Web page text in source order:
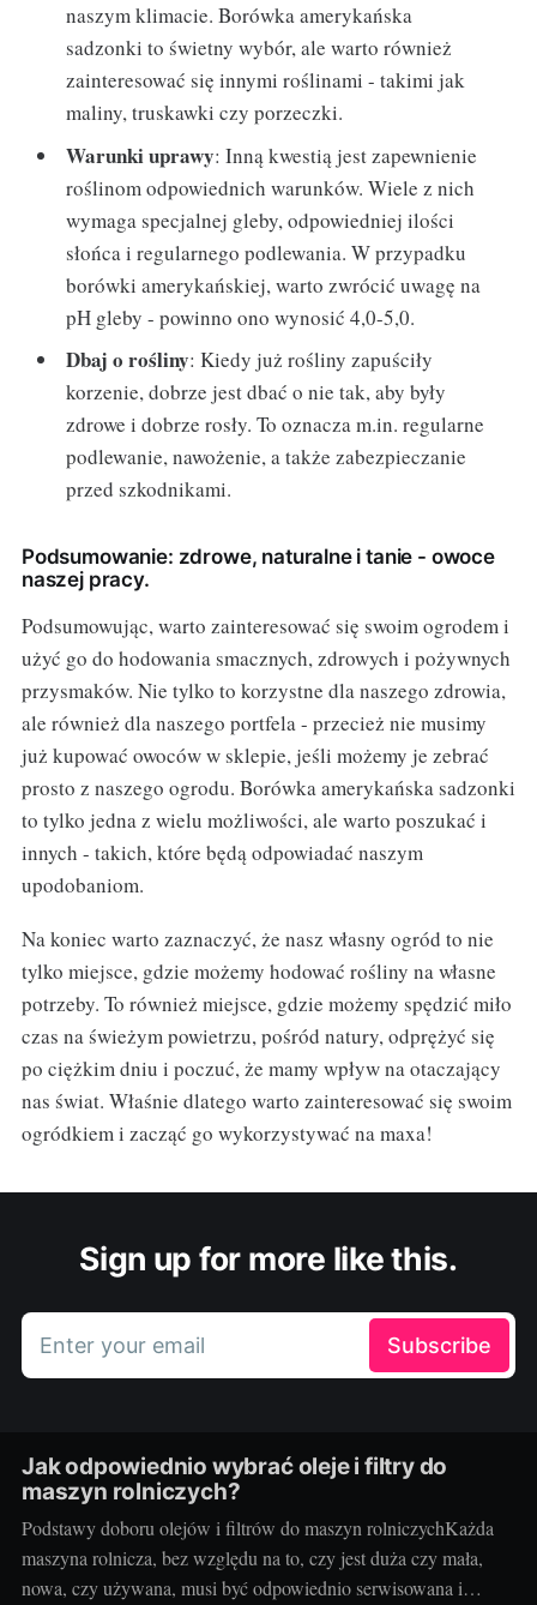
naszym klimacie. Borówka amerykańska
sadzonki to świetny wybór, ale warto również
zainteresować się innymi roślinami - takimi jak
maliny, truskawki czy porzeczki.
Warunki uprawy: Inną kwestią jest zapewnienie
roślinom odpowiednich warunków. Wiele z nich
wymaga specjalnej gleby, odpowiedniej ilości
słońca i regularnego podlewania. W przypadku
borówki amerykańskiej, warto zwrócić uwagę na
pH gleby - powinno ono wynosić 4,0-5,0.
Dbaj o rośliny: Kiedy już rośliny zapuściły
korzenie, dobrze jest dbać o nie tak, aby były
zdrowe i dobrze rosły. To oznacza m.in. regularne
podlewanie, nawożenie, a także zabezpieczanie
przed szkodnikami.
Podsumowanie: zdrowe, naturalne i tanie - owoce
naszej pracy.
Podsumowując, warto zainteresować się swoim ogrodem i
użyć go do hodowania smacznych, zdrowych i pożywnych
przysmaków. Nie tylko to korzystne dla naszego zdrowia,
ale również dla naszego portfela - przecież nie musimy
już kupować owoców w sklepie, jeśli możemy je zebrać
prosto z naszego ogrodu. Borówka amerykańska sadzonki
to tylko jedna z wielu możliwości, ale warto poszukać i
innych - takich, które będą odpowiadać naszym
upodobaniom.
Na koniec warto zaznaczyć, że nasz własny ogród to nie
tylko miejsce, gdzie możemy hodować rośliny na własne
potrzeby. To również miejsce, gdzie możemy spędzić miło
czas na świeżym powietrzu, pośród natury, odprężyć się
po ciężkim dniu i poczuć, że mamy wpływ na otaczający
nas świat. Właśnie dlatego warto zainteresować się swoim
ogródkiem i zacząć go wykorzystywać na maxa!
Sign up for more like this.
Enter your email Subscribe
Jak odpowiednio wybrać oleje i filtry do
maszyn rolniczych?
Podstawy doboru olejów i filtrów do maszyn rolniczychKażda
maszyna rolnicza, bez względu na to, czy jest duża czy mała,
nowa, czy używana, musi być odpowiednio serwisowana i